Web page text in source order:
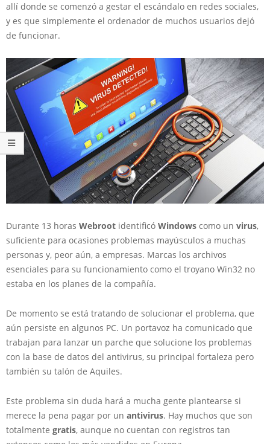
allí donde se comenzó a gestar el escándalo en redes sociales,
y es que simplemente el ordenador de muchos usuarios dejó
de funcionar.
Durante 13 horas Webroot identificó Windows como un virus,
suficiente para ocasiones problemas mayúsculos a muchas
personas y, peor aún, a empresas. Marcas los archivos
esenciales para su funcionamiento como el troyano Win32 no
estaba en los planes de la compañía.
De momento se está tratando de solucionar el problema, que
aún persiste en algunos PC. Un portavoz ha comunicado que
trabajan para lanzar un parche que solucione los problemas
con la base de datos del antivirus, su principal fortaleza pero
también su talón de Aquiles.
Este problema sin duda hará a mucha gente plantearse si
merece la pena pagar por un antivirus. Hay muchos que son
totalmente gratis, aunque no cuentan con registros tan